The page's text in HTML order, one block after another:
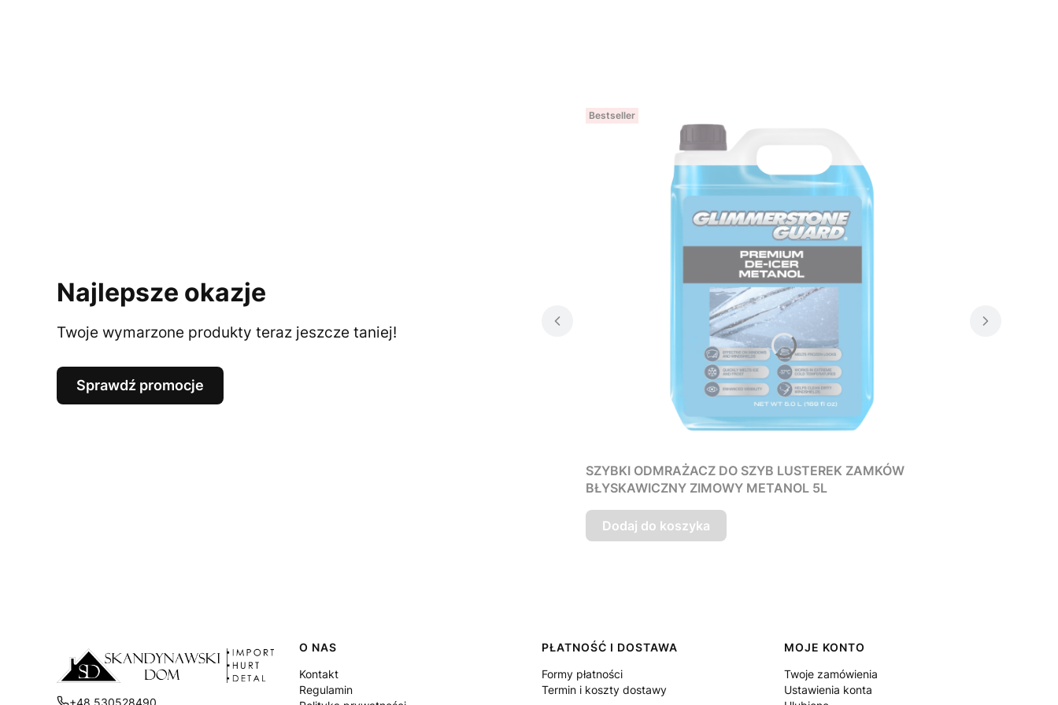
Najlepsze okazje
Twoje wymarzone produkty teraz jeszcze taniej!
Sprawdź promocje
Bestseller
SZYBKI ODMRAŻACZ DO SZYB LUSTEREK ZAMKÓW
BŁYSKAWICZNY ZIMOWY METANOL 5L
Dodaj do koszyka
+48 530528490
Linki w stopce
O NAS
Kontakt
Regulamin
PŁATNOŚĆ I DOSTAWA
Formy płatności
Termin i koszty dostawy
MOJE KONTO
Twoje zamówienia
Ustawienia konta